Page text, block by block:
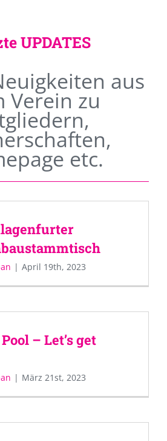
UPDATES
aus
Verein zu
etc.
| April 19th, 2023
– Let’s get
| März 21st, 2023